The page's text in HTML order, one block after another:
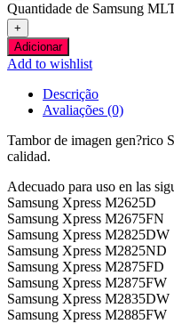
Quantidade de Samsung
+
Adicionar
Add to wishlist
Descrição
Avaliações (0)
Tambor de imagen gen?rico
calidad.
Adecuado para uso en las
Samsung Xpress M2625D
Samsung Xpress M2675FN
Samsung Xpress M2825DW
Samsung Xpress M2825ND
Samsung Xpress M2875FD
Samsung Xpress M2875FW
Samsung Xpress M2835DW
Samsung Xpress M2885FW